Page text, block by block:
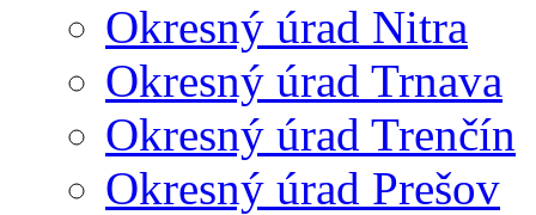
Okresný úrad Nitra
Okresný úrad Trnava
Okresný úrad Trenčín
Okresný úrad Prešov